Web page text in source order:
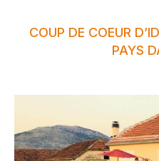
COUP DE COEUR
PAYS